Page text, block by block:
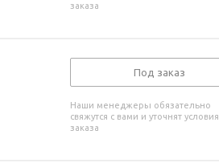
заказа
Под заказ
Наши менеджеры обязательно
свяжутся с вами и уточнят условия
заказа